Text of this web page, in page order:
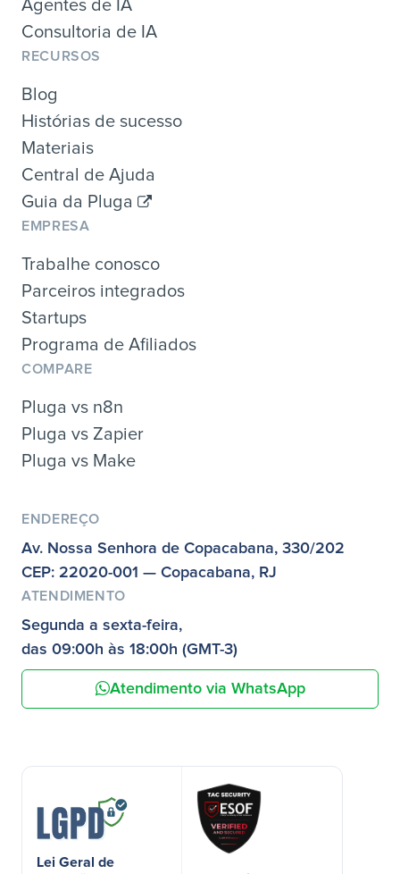
Agentes de IA
Consultoria de IA
RECURSOS
Blog
Histórias de sucesso
Materiais
Central de Ajuda
Guia da Pluga
EMPRESA
Trabalhe conosco
Parceiros integrados
Startups
Programa de Afiliados
COMPARE
Pluga vs n8n
Pluga vs Zapier
Pluga vs Make
ENDEREÇO
Av. Nossa Senhora de Copacabana, 330/202
CEP: 22020-001 — Copacabana, RJ
ATENDIMENTO
Segunda a sexta-feira,
das 09:00h às 18:00h (GMT-3)
Atendimento via WhatsApp
Lei Geral de